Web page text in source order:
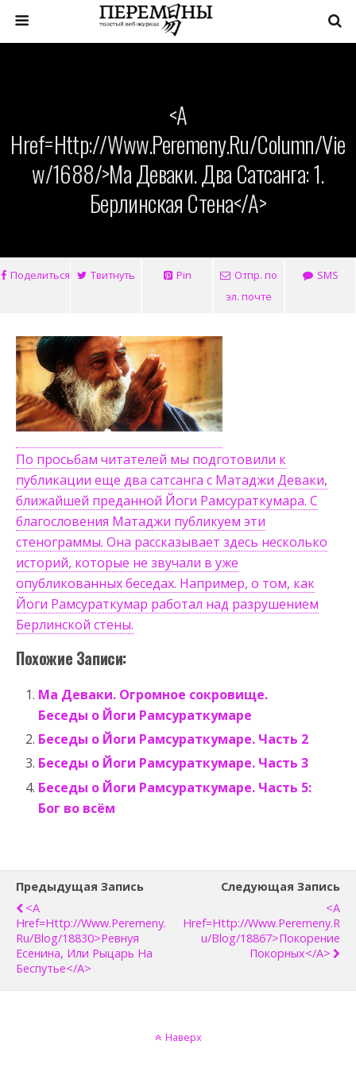
<a
Href=http://www.peremeny.ru/column/vie
W/1688/>Ма Деваки. Два Сатсанга: 1.
Берлинская Стена</a>
Поделиться Твитнуть Pin
Отпр. по
эл. почте
SMS
По просьбам читателей мы подготовили к
публикации еще два сатсанга с Матаджи Деваки,
ближайшей преданной Йоги Рамсураткумара. С
благословения Матаджи публикуем эти
стенограммы. Она рассказывает здесь несколько
историй, которые не звучали в уже
опубликованных беседах. Например, о том, как
Йоги Рамсураткумар работал над разрушением
Берлинской стены.
Похожие Записи:
Ма Деваки. Огромное сокровище.
Беседы о Йоги Рамсураткумаре
Беседы о Йоги Рамсураткумаре. Часть 2
Беседы о Йоги Рамсураткумаре. Часть 3
Беседы о Йоги Рамсураткумаре. Часть 5:
Бог во всём
Предыдущая Запись
<a
Href=http://www.peremeny.
Ru/blog/18830>Ревнуя
Есенина, Или Рыцарь На
Беспутье</a>
Следующая Запись
<a
Href=http://www.peremeny.r
U/blog/18867>Покорение
Покорных</a>
Наверх